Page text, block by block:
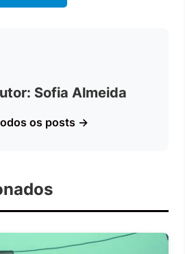
Sofia Almeida
os posts →